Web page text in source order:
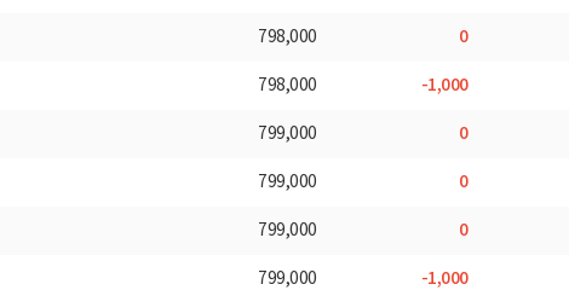
798,000 0
798,000 -1,000
799,000 0
799,000 0
799,000 0
799,000 -1,000